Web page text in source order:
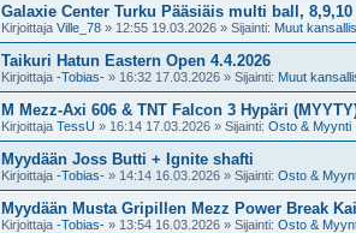
Galaxie Center Turku Pääsiäis multi ball, 8,9,10
Kirjoittaja Ville_78 » 12:55 19.03.2026 » Sijainti: Muut
Taikuri Hatun Eastern Open 4.4.2026
Kirjoittaja -Tobias- » 16:32 17.03.2026 » Sijainti: Muut
M Mezz-Axi 606 & TNT Falcon 3 Hypäri
Kirjoittaja TessU » 16:14 17.03.2026 » Sijainti: Osto & Myynti
Myydään Joss Butti + Ignite shafti
Kirjoittaja -Tobias- » 14:14 16.03.2026 » Sijainti: Osto &
Myydään Musta Gripillen Mezz Power Break Kai
Kirjoittaja -Tobias- » 13:54 16.03.2026 » Sijainti: Osto &